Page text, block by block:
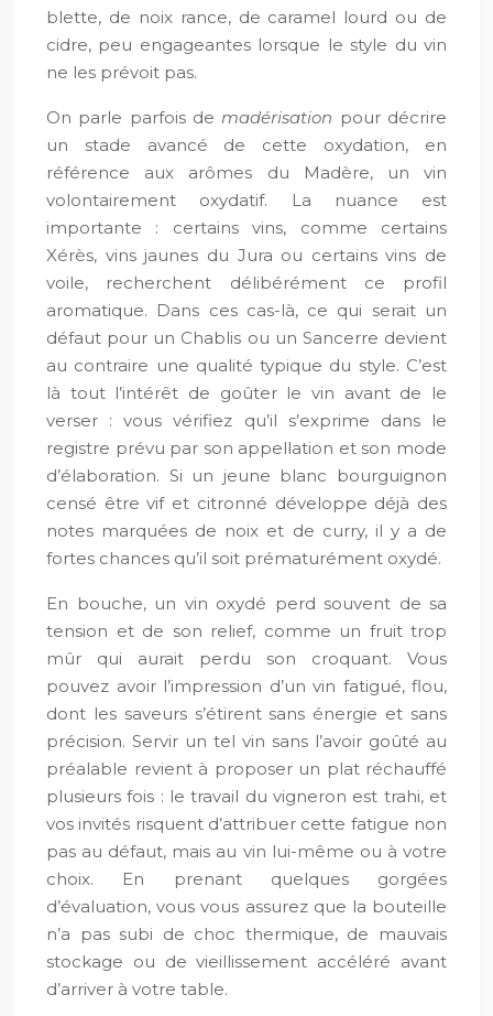
blette, de noix rance, de caramel lourd ou de
cidre, peu engageantes lorsque le style du vin
ne les prévoit pas.
On parle parfois demadérisation pour décrire
un stade avancé de cette oxydation, en
référence aux arômes du Madère, un vin
volontairement oxydatif. La nuance est
importante : certains vins, comme certains
Xérès, vins jaunes du Jura ou certains vins de
voile, recherchent délibérément ce profil
aromatique. Dans ces cas-là, ce qui serait un
défaut pour un Chablis ou un Sancerre devient
au contraire une qualité typique du style. C’est
là tout l’intérêt de goûter le vin avant de le
verser : vous vérifiez qu’il s’exprime dans le
registre prévu par son appellation et son mode
d’élaboration. Si un jeune blanc bourguignon
censé être vif et citronné développe déjà des
notes marquées de noix et de curry, il y a de
fortes chances qu’il soit prématurément oxydé.
En bouche, un vin oxydé perd souvent de sa
tension et de son relief, comme un fruit trop
mûr qui aurait perdu son croquant. Vous
pouvez avoir l’impression d’un vin fatigué, flou,
dont les saveurs s’étirent sans énergie et sans
précision. Servir un tel vin sans l’avoir goûté au
préalable revient à proposer un plat réchauffé
plusieurs fois : le travail du vigneron est trahi, et
vos invités risquent d’attribuer cette fatigue non
pas au défaut, mais au vin lui-même ou à votre
choix. En prenant quelques gorgées
d’évaluation, vous vous assurez que la bouteille
n’a pas subi de choc thermique, de mauvais
stockage ou de vieillissement accéléré avant
d’arriver à votre table.